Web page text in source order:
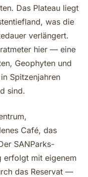
Das Plateau liegt
was die
verlängert.
hier — eine
Geophyten und
Spitzenjahren
sind.
Café, das
SANParks-
erfolgt mit eigenem
das Reservat —